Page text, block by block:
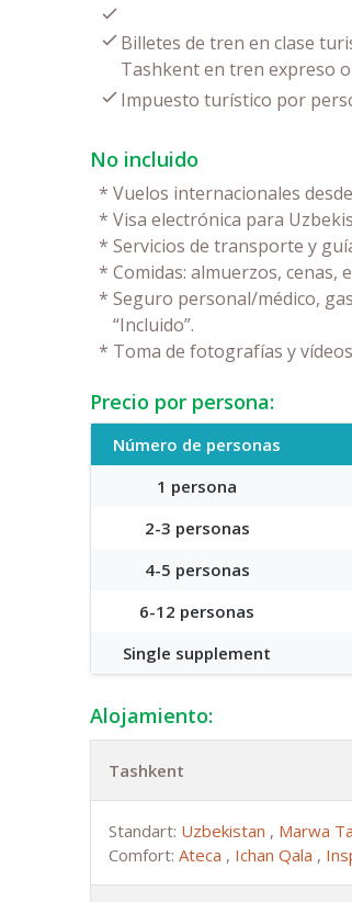
Billetes de tren en clase
Tashkent en tren expreso o
Impuesto turístico por
No incluido
* Vuelos internacionales
* Visa electrónica para
* Servicios de transporte y
* Comidas: almuerzos, cenas,
* Seguro personal/médico,
“Incluido”.
* Toma de fotografías y
Precio por persona:
Número de personas
1 persona
2-3 personas
4-5 personas
6-12 personas
Single supplement
Alojamiento:
Tashkent
Standart: Uzbekistan , Marwa
Comfort: Ateca , Ichan Qala ,